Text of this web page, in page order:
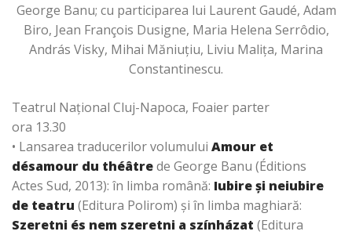
George Banu; cu participarea lui Laurent Gaudé, Adam
Biro, Jean François Dusigne, Maria Helena Serrôdio,
András Visky, Mihai Măniuțiu, Liviu Malița, Marina
Constantinescu.
Teatrul Național Cluj-Napoca, Foaier parter
ora 13.30
• Lansarea traducerilor volumului Amour et
désamour du théâtrede George Banu (Éditions
Actes Sud, 2013): în limba română: Iubire și neiubire
de teatru (Editura Polirom) și în limba maghiară:
Szeretni és nem szeretni a színházat (Editura